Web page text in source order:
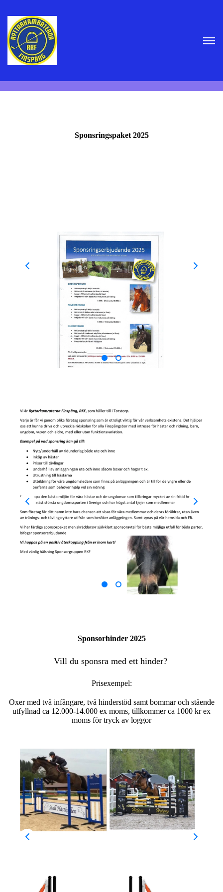
Sponsringspaket 2025
Sponsorhinder 2025
Vill du sponsra med ett hinder?
Prisexempel:
Oxer med två infångare, två hinderstöd samt bommar och stående
utfyllnad ca 12.000-14.000 ex moms, tillkommer ca 1000 kr ex
moms för tryck av loggor